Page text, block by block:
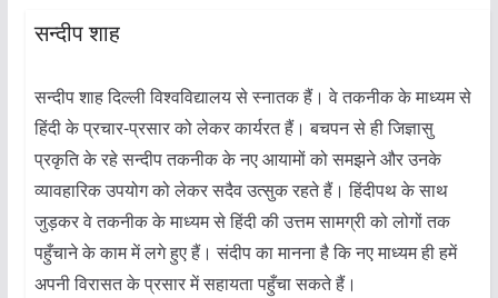
सन्दीप शाह
सन्दीप शाह दिल्ली विश्वविद्यालय से स्नातक हैं। वे तकनीक के माध्यम से
हिंदी के प्रचार-प्रसार को लेकर कार्यरत हैं। बचपन से ही जिज्ञासु
प्रकृति के रहे सन्दीप तकनीक के नए आयामों को समझने और उनके
व्यावहारिक उपयोग को लेकर सदैव उत्सुक रहते हैं। हिंदीपथ के साथ
जुड़कर वे तकनीक के माध्यम से हिंदी की उत्तम सामग्री को लोगों तक
पहुँचाने के काम में लगे हुए हैं। संदीप का मानना है कि नए माध्यम ही हमें
अपनी विरासत के प्रसार में सहायता पहुँचा सकते हैं।